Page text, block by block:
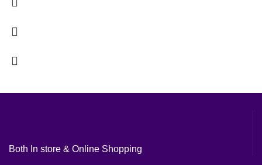
Both In store & Online Shopping